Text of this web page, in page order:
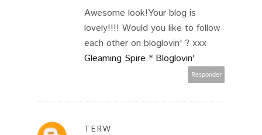
Awesome look!Your blog is
lovely!!!! Would you like to follow
each other on bloglovin' ? xxx
Gleaming Spire * Bloglovin'
Responder
TERW